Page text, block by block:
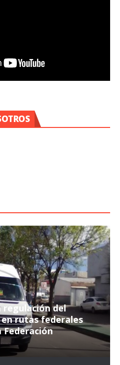
regulación del
rutas federales
Federación